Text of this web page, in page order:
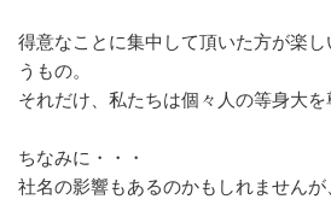
得意なことに集中して頂いた方が楽
うもの。
それだけ、私たちは個々人の等身大を
ちなみに・・・
社名の影響もあるのかもしれません